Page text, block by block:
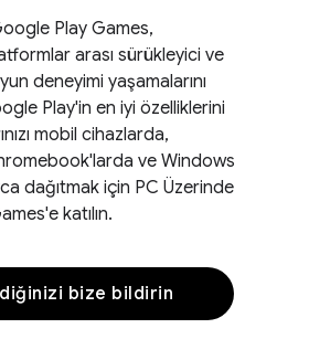
Play Games,
arası sürükleyici ve
deneyimi yaşamalarını
Play'in en iyi özelliklerini
mobil cihazlarda,
ve Windows
dağıtmak için PC Üzerinde
katılın.
bize bildirin